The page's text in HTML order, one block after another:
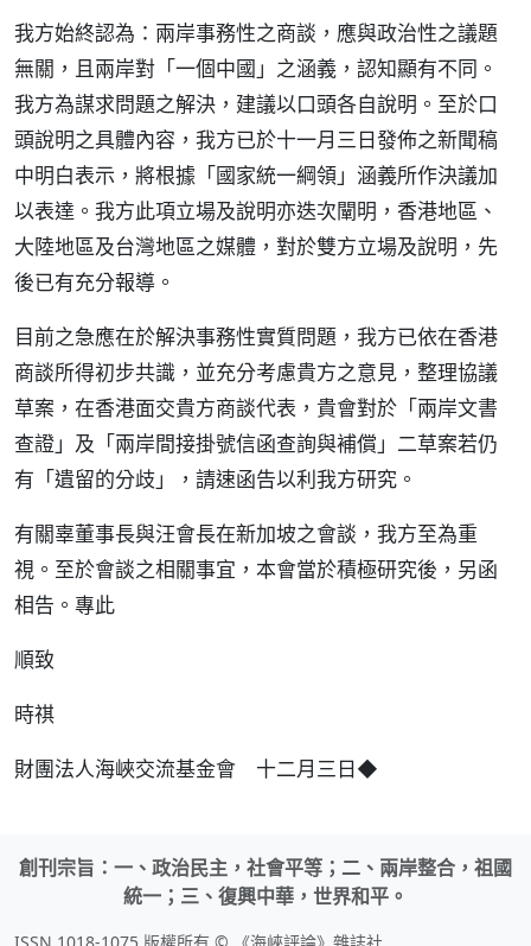
我方始終認為：兩岸事務性之商談，應與政治性之議題
無關，且兩岸對「一個中國」之涵義，認知顯有不同。
我方為謀求問題之解決，建議以口頭各自說明。至於口
頭說明之具體內容，我方已於十一月三日發佈之新聞稿
中明白表示，將根據「國家統一綱領」涵義所作決議加
以表達。我方此項立場及說明亦迭次闡明，香港地區、
大陸地區及台灣地區之媒體，對於雙方立場及說明，先
後已有充分報導。
目前之急應在於解決事務性實質問題，我方已依在香港
商談所得初步共識，並充分考慮貴方之意見，整理協議
草案，在香港面交貴方商談代表，貴會對於「兩岸文書
查證」及「兩岸間接掛號信函查詢與補償」二草案若仍
有「遺留的分歧」，請速函告以利我方研究。
有關辜董事長與汪會長在新加坡之會談，我方至為重
視。至於會談之相關事宜，本會當於積極研究後，另函
相告。專此
順致
時祺
財團法人海峽交流基金會 十二月三日◆
創刊宗旨：一、政治民主，社會平等；二、兩岸整合，祖國
統一；三、復興中華，世界和平。